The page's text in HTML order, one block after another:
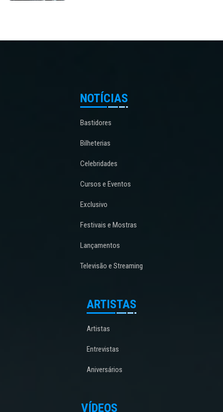
NOTÍCIAS
Bastidores
Bilheterias
Celebridades
Cursos e Eventos
Exclusivo
Festivais e Mostras
Lançamentos
Televisão e Streaming
ARTISTAS
Artistas
Entrevistas
Aniversários
VÍDEOS